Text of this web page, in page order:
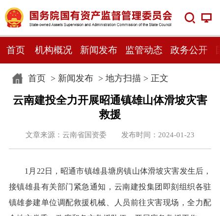
首页 机构概况 新闻发布 监管动态 政务公开
首页> 新闻发布> 地方扫描 > 正文
云南建投全力开展昭通镇雄山体滑坡灾害
救援
文章来源：云南省国资委 发布时间：2024-01-23
1月22日，昭通市镇雄县塘房镇山体滑坡灾害发生后，
接镇雄县有关部门紧急通知，云南建投集团即刻组织各驻
镇雄参建单位调配救援机械、人员前往灾害现场，全力配